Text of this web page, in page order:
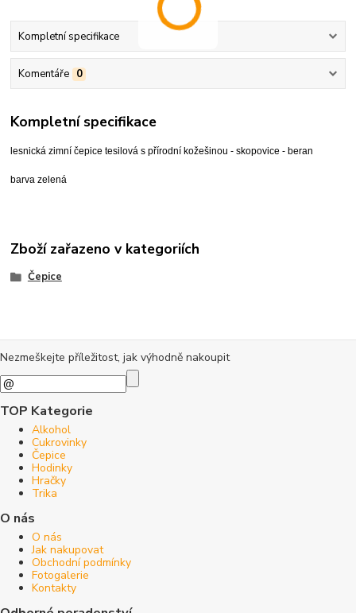
Kompletní specifikace
Komentáře 0
Kompletní specifikace
lesnická zimní čepice tesilová s přírodní kožešinou - skopovice - beran
barva zelená
Zboží zařazeno v kategoriích
Čepice
Nezmeškejte příležitost, jak výhodně nakoupit
TOP Kategorie
Alkohol
Cukrovinky
Čepice
Hodinky
Hračky
Trika
O nás
O nás
Jak nakupovat
Obchodní podmínky
Fotogalerie
Kontakty